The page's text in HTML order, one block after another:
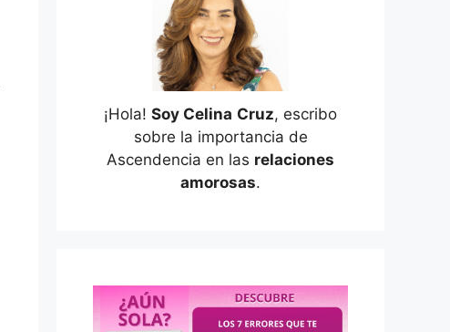
¡Hola! Soy Celina Cruz, escribo
sobre la importancia de
Ascendencia en las relaciones
amorosas.